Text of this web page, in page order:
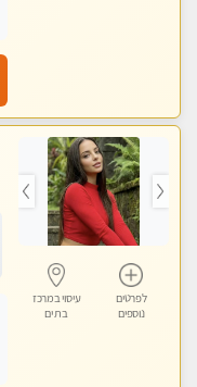
לפרטים
נוספים
עיסוי במרכז
בת ים